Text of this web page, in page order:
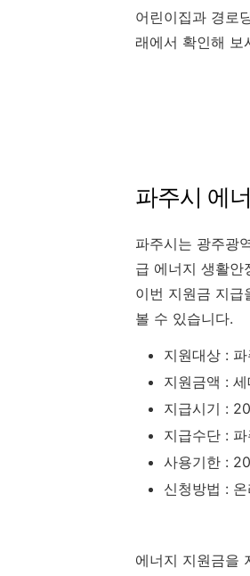
어린이집과 경로
래에서 확인해 보
파주시 에
파주시는 광주광
급 에너지 생활안
이번 지원금 지
볼 수 있습니다.
지원대상 :
지원금액 :
지급시기 :
지급수단 :
사용기한 :
신청방법 :
에너지 지원금을